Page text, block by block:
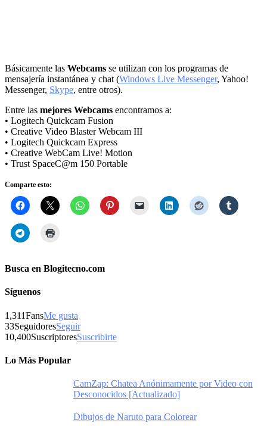
Básicamente las Webcams se utilizan con los programas de
mensajería instantánea y chat (Windows Live Messenger, Yahoo!
Messenger, Skype, entre otros).
Entre las mejores Webcams encontramos a:
• Logitech Quickcam Fusion
• Creative Video Blaster Webcam III
• Logitech Quickcam Express
• Creative WebCam Live! Motion
• Trust SpaceC@m 150 Portable
Comparte esto:
Busca en Blogitecno.com
Síguenos
1,311FansMe gusta
33SeguidoresSeguir
10,400SuscriptoresSuscribirte
Lo Más Popular
CamZap: Chatea Anónimamente por Video con
Desconocidos [Actualizado]
Dibujos de Naruto para Colorear